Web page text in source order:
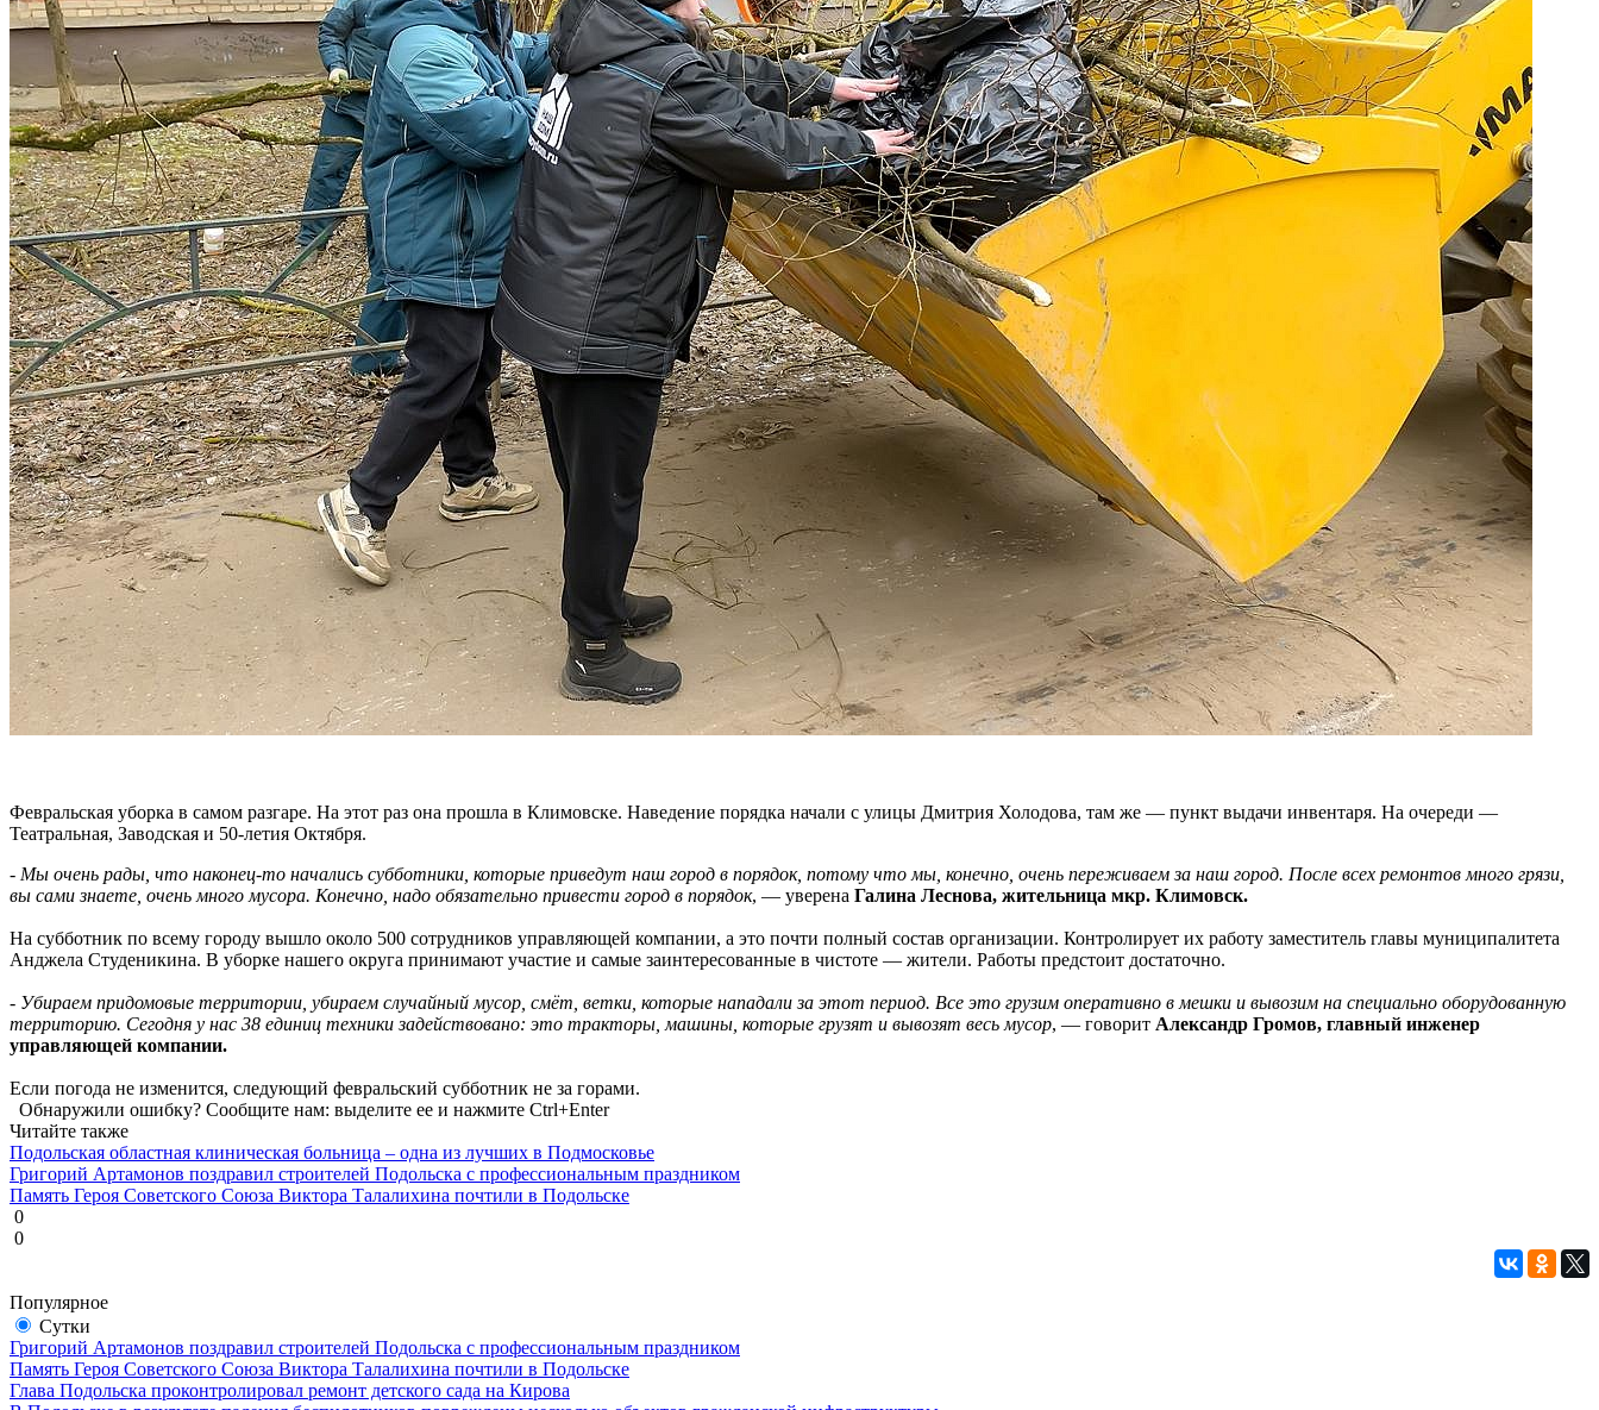
Февральская уборка в самом разгаре. На этот раз она прошла в Климовске. Наведение порядка начали с улицы Дмитрия Холодова, там же — пункт выдачи инвентаря. На очереди —
Театральная, Заводская и 50-летия Октября.
- Мы очень рады, что наконец-то начались субботники, которые приведут наш город в порядок, потому что мы, конечно, очень переживаем за наш город. После всех ремонтов много грязи,
вы сами знаете, очень много мусора. Конечно, надо обязательно привести город в порядок, — уверена Галина Леснова, жительница мкр. Климовск.
На субботник по всему городу вышло около 500 сотрудников управляющей компании, а это почти полный состав организации. Контролирует их работу заместитель главы муниципалитета
Анджела Студеникина. В уборке нашего округа принимают участие и самые заинтересованные в чистоте — жители. Работы предстоит достаточно.
- Убираем придомовые территории, убираем случайный мусор, смёт, ветки, которые нападали за этот период. Все это грузим оперативно в мешки и вывозим на специально оборудованную
территорию. Сегодня у нас 38 единиц техники задействовано: это тракторы, машины, которые грузят и вывозят весь мусор, — говорит Александр Громов, главный инженер
управляющей компании.
Если погода не изменится, следующий февральский субботник не за горами.
Обнаружили ошибку? Сообщите нам: выделите ее и нажмите Ctrl+Enter
Читайте также
Подольская областная клиническая больница – одна из лучших в Подмосковье
Григорий Артамонов поздравил строителей Подольска с профессиональным праздником
Память Героя Советского Союза Виктора Талалихина почтили в Подольске
0
0
Популярное
Сутки
Григорий Артамонов поздравил строителей Подольска с профессиональным праздником
Память Героя Советского Союза Виктора Талалихина почтили в Подольске
Глава Подольска проконтролировал ремонт детского сада на Кирова